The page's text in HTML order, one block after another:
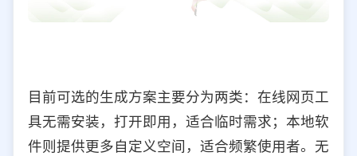
目前可选的生成方案主要分为两类：在线网页工
具无需安装，打开即用，适合临时需求；本地软
件则提供更多自定义空间，适合频繁使用者。无